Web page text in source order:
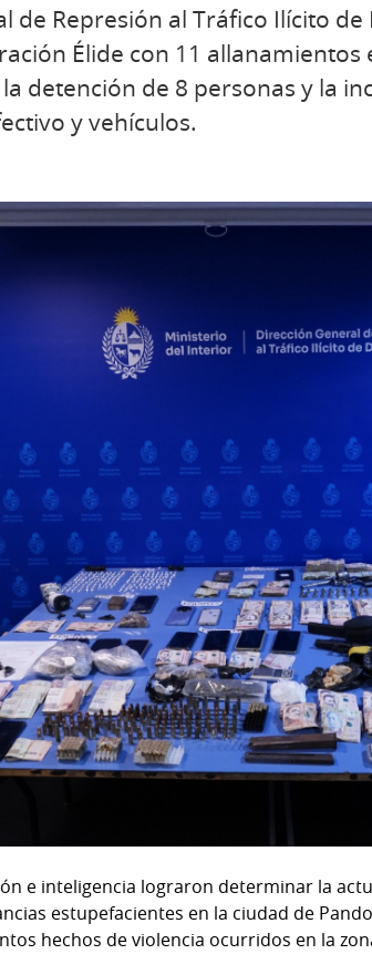
de Represión al Tráfico Ilícito
Élide con 11 allanamientos
detención de 8 personas y la
y vehículos.
e inteligencia lograron determinar la
estupefacientes en la ciudad de
hechos de violencia ocurridos en la